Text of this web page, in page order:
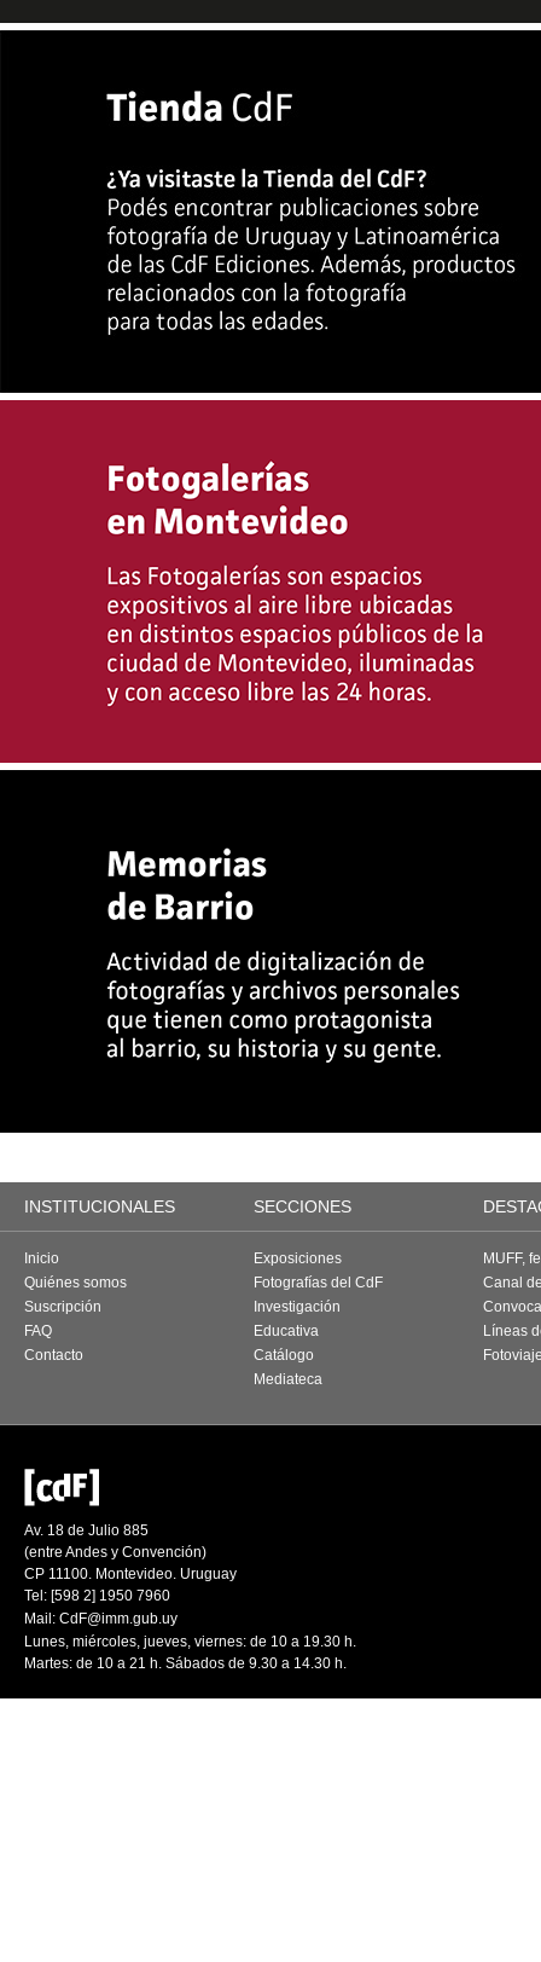
INSTITUCIONALES SECCIONES
Inicio
Quiénes somos
Suscripción
FAQ
Contacto
Exposiciones
Fotografías del CdF
Investigación
Educativa
Catálogo
Mediateca
MUFF,
Canal
Líneas
Av. 18 de Julio 885
(entre Andes y Convención)
CP 11100. Montevideo. Uruguay
Tel: [598 2] 1950 7960
Mail: CdF@imm.gub.uy
Lunes, miércoles, jueves, viernes: de 10 a 19.30 h.
Martes: de 10 a 21 h. Sábados de 9.30 a 14.30 h.